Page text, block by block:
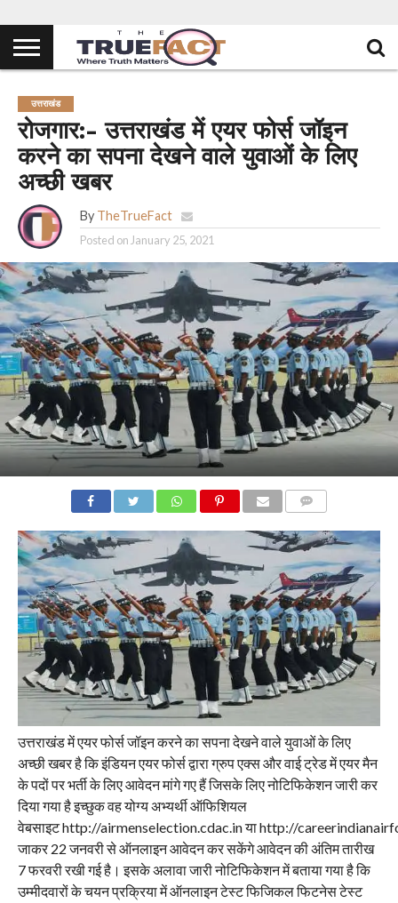
उत्तराखंड
रोजगार:- उत्तराखंड में एयर फोर्स जॉइन
करने का सपना देखने वाले युवाओं के लिए
अच्छी खबर
By TheTrueFact
Posted on January 25, 2021
उत्तराखंड में एयर फोर्स जॉइन करने का सपना देखने वाले युवाओं के लिए
अच्छी खबर है कि इंडियन एयर फोर्स द्वारा ग्रुप एक्स और वाई ट्रेड में एयर मैन
के पदों पर भर्ती के लिए आवेदन मांगे गए हैं जिसके लिए नोटिफिकेशन जारी कर
दिया गया है इच्छुक वह योग्य अभ्यर्थी ऑफिशियल
वेबसाइट http://airmenselection.cdac.in या http://
जाकर 22 जनवरी से ऑनलाइन आवेदन कर सकेंगे आवेदन की अंतिम तारीख
7 फरवरी रखी गई है। इसके अलावा जारी नोटिफिकेशन में बताया गया है कि
उम्मीदवारों के चयन प्रक्रिया में ऑनलाइन टेस्ट फिजिकल फिटनेस टेस्ट